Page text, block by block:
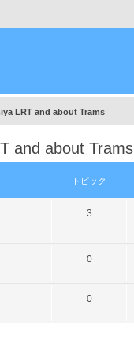
LRT and about Trams
and about Trams
トピック
3ト
0ト
ッ
0ト